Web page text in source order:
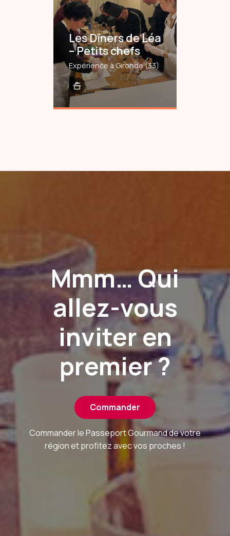
Les Dîners de Léa
– Petits chefs
Expérience à Gironde(33)
Mmm… Qui
allez-vous
inviter en
premier ?
Commander
Commander le Passeport Gourmand de votre
région et profitez avec vos proches !